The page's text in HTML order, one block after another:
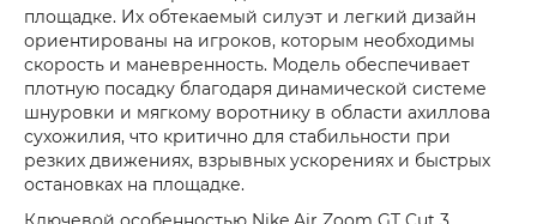
площадке. Их обтекаемый силуэт и легкий дизайн
ориентированы на игроков, которым необходимы
скорость и маневренность. Модель обеспечивает
плотную посадку благодаря динамической системе
шнуровки и мягкому воротнику в области ахиллова
сухожилия, что критично для стабильности при
резких движениях, взрывных ускорениях и быстрых
остановках на площадке.